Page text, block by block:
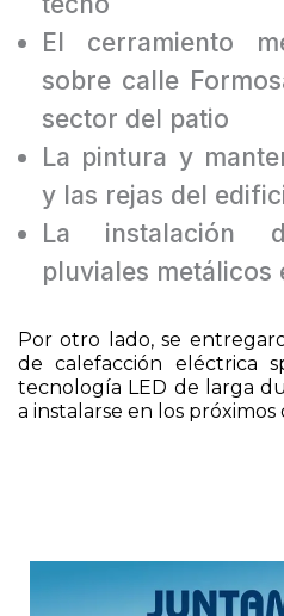
techo
El cerramiento
sobre calle
sector del patio
La pintura y
y las rejas del
La instalación
pluviales metálicos
Por otro lado, se
de calefacción eléctrica
tecnología LED de larga
a instalarse en los próximos